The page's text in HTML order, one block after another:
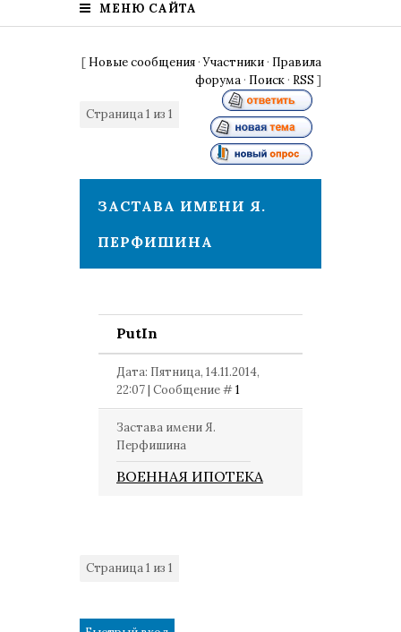
МЕНЮ САЙТА
[ Новые сообщения ·Участники · Правила
форума · Поиск · RSS ]
Страница1 из 1
ЗАСТАВА ИМЕНИ Я.
ПЕРФИШИНА
PutIn
Дата: Пятница, 14.11.2014,
22:07 | Сообщение #1
Застава имени Я.
Перфишина
ВОЕННАЯ ИПОТЕКА
Страница1 из 1